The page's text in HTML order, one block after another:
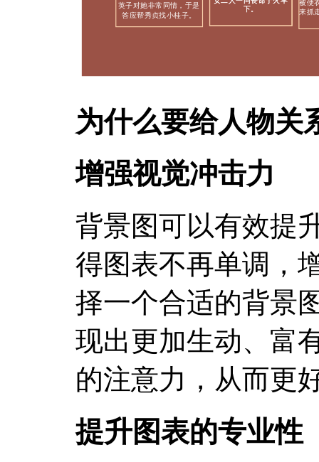
为什么要给人物关
增强视觉冲击力
背景图可以有效提
得图表不再单调，
择一个合适的背景
现出更加生动、富
的注意力，从而更
提升图表的专业性